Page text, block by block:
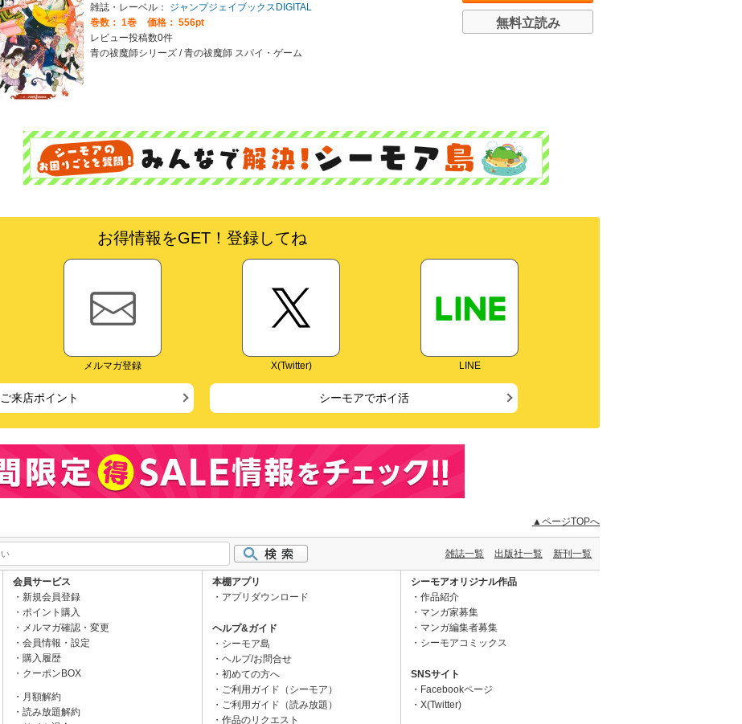
雑誌・レーベル：
ジャンプジェイブックスDIGITAL
巻数： 1巻
価格： 556pt
レビュー投稿数0件
青の祓魔師シリーズ / 青の祓魔師 スパイ・ゲーム
無料立読み
お得情報をGET！登録してね
メルマガ登録 X(Twitter) LINE
ご来店ポイント シーモアでポイ活
▲ページTOPへ
雑誌一覧 出版社一覧 新刊一覧
会員サービス
新規会員登録
ポイント購入
メルマガ確認・変更
会員情報・設定
購入履歴
クーポンBOX
月額解約
読み放題解約
本棚アプリ
アプリダウンロード
ヘルプ&ガイド
シーモア島
ヘルプ/お問合せ
初めての方へ
ご利用ガイド（シーモア）
ご利用ガイド（読み放題）
作品のリクエスト
シーモアオリジナル作品
作品紹介
マンガ家募集
マンガ編集者募集
シーモアコミックス
SNSサイト
Facebookページ
X(Twitter)